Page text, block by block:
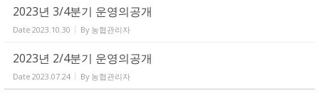
2023년 3/4분기 운영의공개
Date 2023.10.30 By 농협관리자
2023년 2/4분기 운영의공개
Date 2023.07.24 By 농협관리자